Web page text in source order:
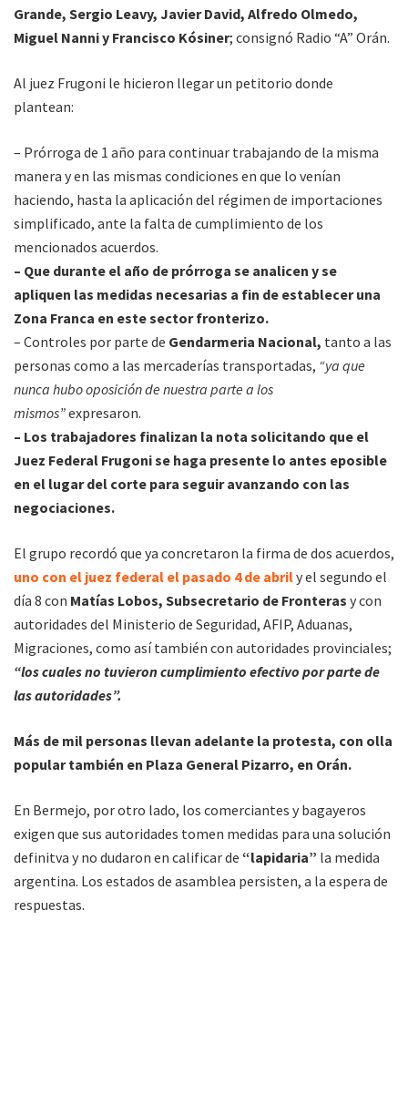
Grande, Sergio Leavy, Javier David, Alfredo Olmedo,
Miguel Nanni y Francisco Kósiner; consignó Radio “A” Orán.
Al juez Frugoni le hicieron llegar un petitorio donde
plantean:
– Prórroga de 1 año para continuar trabajando de la misma
manera y en las mismas condiciones en que lo venían
haciendo, hasta la aplicación del régimen de importaciones
simplificado, ante la falta de cumplimiento de los
mencionados acuerdos.
– Que durante el año de prórroga se analicen y se
apliquen las medidas necesarias a fin de establecer una
Zona Franca en este sector fronterizo.
– Controles por parte de Gendarmeria Nacional, tanto a las
personas como a las mercaderías transportadas, “ya que
nunca hubo oposición de nuestra parte a los
mismos”expresaron.
– Los trabajadores finalizan la nota solicitando que el
Juez Federal Frugoni se haga presente lo antes eposible
en el lugar del corte para seguir avanzando con las
negociaciones.
El grupo recordó que ya concretaron la firma de dos acuerdos,
uno con el juez federal el pasado 4 de abrily el segundo el
día 8 con Matías Lobos, Subsecretario de Fronteras y con
autoridades del Ministerio de Seguridad, AFIP, Aduanas,
Migraciones, como así también con autoridades provinciales;
“los cuales no tuvieron cumplimiento efectivo por parte de
las autoridades”.
Más de mil personas llevan adelante la protesta, con olla
popular también en Plaza General Pizarro, en Orán.
En Bermejo, por otro lado, los comerciantes y bagayeros
exigen que sus autoridades tomen medidas para una solución
definitva y no dudaron en calificar de “lapidaria” la medida
argentina. Los estados de asamblea persisten, a la espera de
respuestas.